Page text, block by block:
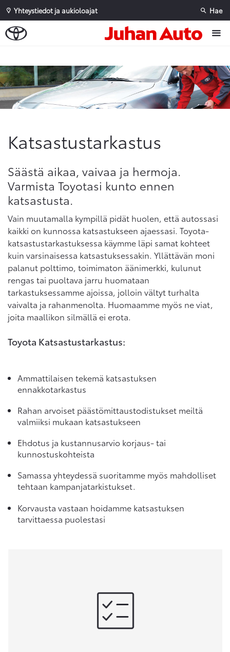
Yhteystiedot ja aukioloajat Hae
Katsastustarkastus
Säästä aikaa, vaivaa ja hermoja.
Varmista Toyotasi kunto ennen
katsastusta.
Vain muutamalla kympillä pidät huolen, että autossasi
kaikki on kunnossa katsastukseen ajaessasi. Toyota-
katsastustarkastuksessa käymme läpi samat kohteet
kuin varsinaisessa katsastuksessakin. Yllättävän moni
palanut polttimo, toimimaton äänimerkki, kulunut
rengas tai puoltava jarru huomataan
tarkastuksessamme ajoissa, jolloin vältyt turhalta
vaivalta ja rahanmenolta. Huomaamme myös ne viat,
joita maallikon silmällä ei erota.
Toyota Katsastustarkastus:
Ammattilaisen tekemä katsastuksen
ennakkotarkastus
Rahan arvoiset päästömittaustodistukset meiltä
valmiiksi mukaan katsastukseen
Ehdotus ja kustannusarvio korjaus- tai
kunnostuskohteista
Samassa yhteydessä suoritamme myös mahdolliset
tehtaan kampanjatarkistukset.
Korvausta vastaan hoidamme katsastuksen
tarvittaessa puolestasi